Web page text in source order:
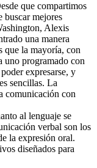
que compartimos
buscar mejores
Alexis
una manera
que la mayoría, con
uno programado con
expresarse, y
sencillas. La
comunicación con
al lenguaje se
verbal son los
la expresión oral.
diseñados para